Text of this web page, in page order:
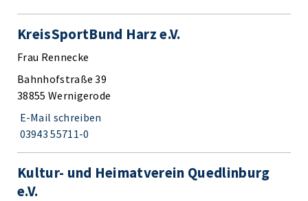
KreisSportBund Harz e.V.
Frau Rennecke
Bahnhofstraße 39
38855 Wernigerode
E-Mail schreiben
03943 55711-0
Kultur- und Heimatverein Quedlinburg
e.V.